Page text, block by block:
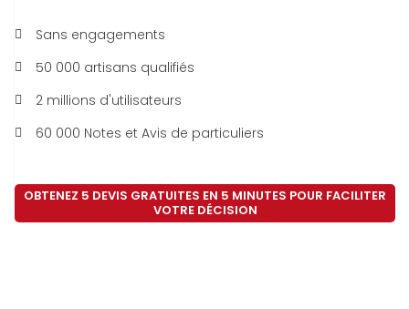
Sans engagements
50 000 artisans qualifiés
2 millions d'utilisateurs
60 000 Notes et Avis de particuliers
OBTENEZ 5 DEVIS GRATUITES EN 5 MINUTES POUR FACILITER
VOTRE DÉCISION